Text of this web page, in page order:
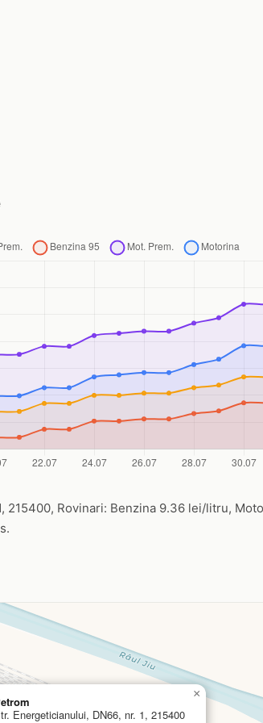
215400, Rovinari: Benzina 9.36 lei/litru,
Energeticianului, DN66, nr. 1, 215400
×